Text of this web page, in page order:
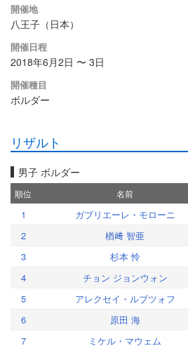
開催地
八王子（日本）
開催日程
2018年6月2日 〜 3日
開催種目
ボルダー
リザルト
男子 ボルダー
順位 名前
1 ガブリエーレ・モローニ
2
楢﨑 智亜
3
杉本 怜
4
チョン ジョンウォン
5
アレクセイ・ルブツォフ
6
原田 海
7
ミケル・マウェム